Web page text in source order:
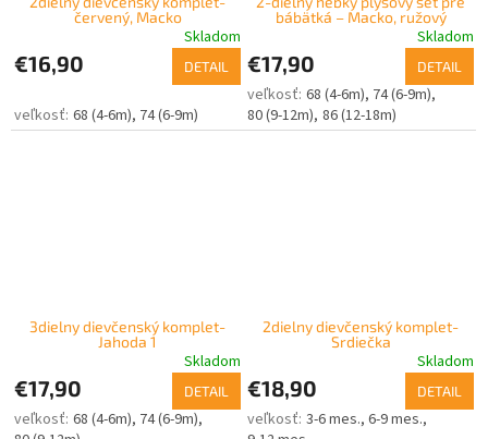
červený, Macko
Skladom
€16,90 DETAIL
68 (4-6m) 74 (6-9m)
bábätká – Macko, ružový
Skladom
€17,90 DETAIL
68 (4-6m) 74 (6-9m)
80 (9-12m) 86 (12-18m)
3dielny dievčenský komplet-
Jahoda 1
Skladom
€17,90 DETAIL
68 (4-6m) 74 (6-9m)
2dielny dievčenský komplet-
Srdiečka
Skladom
€18,90 DETAIL
3-6 mes. 6-9 mes.